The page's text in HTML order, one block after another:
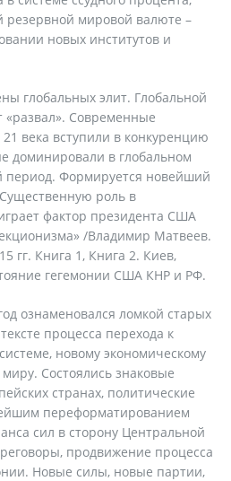
резервной мировой валюте –
новых институтов и
глобальных элит. Глобальной
«развал». Современные
века вступили в конкуренцию
доминировали в глобальном
период. Формируется новейший
роль в
фактор президента США
/Владимир Матвеев.
гг. Книга 1, Книга 2. Киев,
гегемонии США КНР и РФ.
ознаменовался ломкой старых
процесса перехода к
новому экономическому
Состоялись знаковые
странах, политические
переформатированием
сил в сторону Центральной
продвижение процесса
Новые силы, новые партии,